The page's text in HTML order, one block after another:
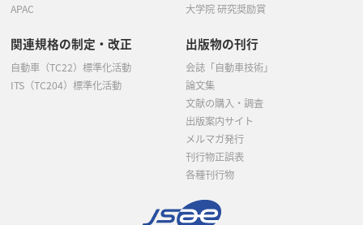
APAC
大学院 研究奨励賞
関連規格の制定・改正
自動車（TC22）標準化活動
ITS（TC204）標準化活動
出版物の刊行
会誌「自動車技術」
論文集
文献の購入・調査
出版案内サイト
メルマガ発行
刊行物正誤表
各種刊行物